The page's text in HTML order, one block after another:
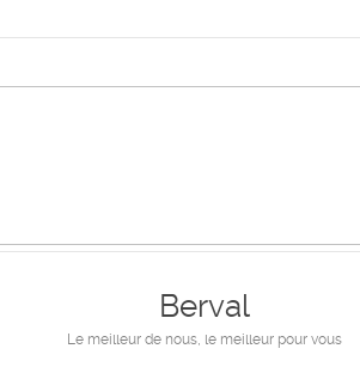
Berval
Le meilleur de nous, le meilleur pour vous